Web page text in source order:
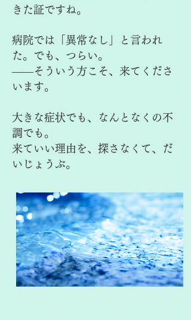
きた証ですね。
病院では「異常なし」と言われ
た。でも、つらい。
——そういう方こそ、来てくださ
います。
大きな症状でも、なんとなくの不
調でも。
来ていい理由を、探さなくて、だ
いじょうぶ。